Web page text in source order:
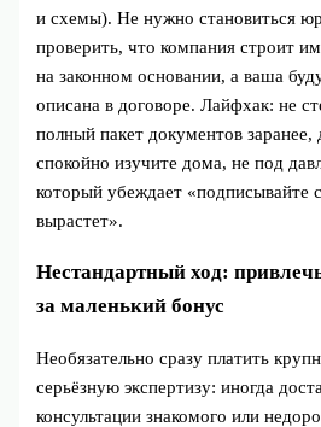
и схемы). Не нужно становиться
проверить, что компания строит
на законном основании, а ваша
описана в договоре. Лайфхак: не
полный пакет документов заранее,
спокойно изучите дома, не под
который убеждает «подписывайте
вырастет».
Нестандартный ход:
за маленький бонус
Необязательно сразу платить
серьёзную экспертизу: иногда
консультации знакомого или